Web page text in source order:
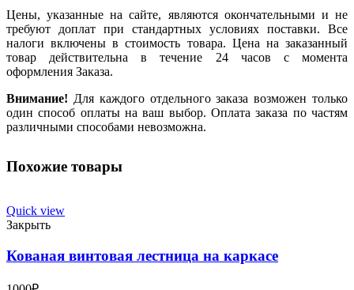
Цены, указанные на сайте, являются окончательными и не
требуют доплат при стандартных условиях поставки. Все
налоги включены в стоимость товара. Цена на заказанный
товар действительна в течение 24 часов с момента
оформления Заказа.
Внимание! Для каждого отдельного заказа возможен только
один способ оплаты на ваш выбор. Оплата заказа по частям
различными способами невозможна.
Похожие товары
Quick view
Закрыть
Кованая винтовая лестница на каркасе